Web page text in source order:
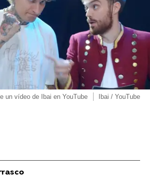
un vídeo de Ibai en YouTube Ibai / YouTube